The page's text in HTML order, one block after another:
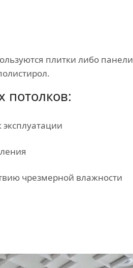
плитки либо панели
потолков:
чрезмерной влажности